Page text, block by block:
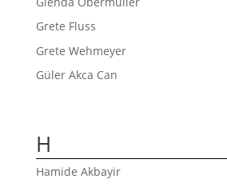
Grete Fluss
Grete Wehmeyer
Güler Akca Can
H
Hamide Akbayir